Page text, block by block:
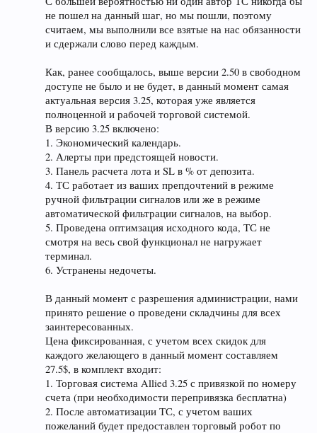
не пошел на данный шаг, но мы пошли, поэтому
считаем, мы выполнили все взятые на нас обязанности
и сдержали слово перед каждым.
Как, ранее сообщалось, выше версии 2.50 в свободном
доступе не было и не будет, в данный момент самая
актуальная версия 3.25, которая уже является
полноценной и рабочей торговой системой.
В версию 3.25 включено:
1. Экономический календарь.
2. Алерты при предстоящей новости.
3. Панель расчета лота и SL в % от депозита.
4. ТС работает из ваших препдочтений в режиме
ручной фильтрации сигналов или же в режиме
автоматической фильтрации сигналов, на выбор.
5. Проведена оптимзация исходного кода, ТС не
смотря на весь свой функционал не нагружает
терминал.
6. Устранены недочеты.
В данный момент с разрешения администрации, нами
принято решение о проведени складчины для всех
заинтересованных.
Цена фиксированная, с учетом всех скидок для
каждого желающего в данный момент составляем
27.5$, в комплект входит:
1. Торговая система Allied 3.25 с привязкой по номеру
счета (при необходимости перепривязка бесплатна)
2. После автоматизации ТС, с учетом ваших
пожеланий будет предоставлен торговый робот по